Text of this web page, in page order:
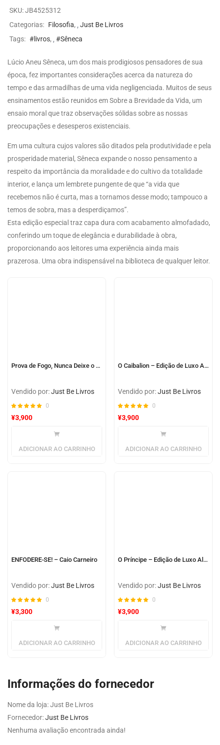
SKU:JB4525312
Categorias: Filosofia,
Just Be Livros
Tags: #livros, #Sêneca
Lúcio Aneu Sêneca, um dos mais prodigiosos pensadores de sua
época, fez importantes considerações acerca da natureza do
tempo e das armadilhas de uma vida negligenciada. Muitos de seus
ensinamentos estão reunidos em Sobre a Brevidade da Vida, um
ensaio moral que traz observações sólidas sobre as nossas
preocupações e desesperos existenciais.
Em uma cultura cujos valores são ditados pela produtividade e pela
prosperidade material, Sêneca expande o nosso pensamento a
respeito da importância da moralidade e do cultivo da totalidade
interior, e lança um lembrete pungente de que “a vida que
recebemos não é curta, mas a tornamos desse modo; tampouco a
temos de sobra, mas a desperdiçamos”.
Esta edição especial traz capa dura com acabamento almofadado,
conferindo um toque de elegância e durabilidade à obra,
proporcionando aos leitores uma experiência ainda mais
prazerosa. Uma obra indispensável na biblioteca de qualquer leitor.
Prova de Fogo, Nunca Deixe o Seu Amor Para Trás – Eric Willson
Vendido por:Just Be Livros
0
¥3,900
ADICIONAR AO CARRINHO
O Caibalion – Edição de Luxo Almofadada
Vendido por:Just Be Livros
0
¥3,900
ADICIONAR AO CARRINHO
ENFODERE-SE! – Caio Carneiro
Vendido por:Just Be Livros
0
¥3,300
ADICIONAR AO CARRINHO
O Príncipe – Edição de Luxo Almofadada
Vendido por:Just Be Livros
0
¥3,900
ADICIONAR AO CARRINHO
Informações do fornecedor
Nome da loja:Just Be Livros
Fornecedor:Just Be Livros
Nenhuma avaliação encontrada ainda!